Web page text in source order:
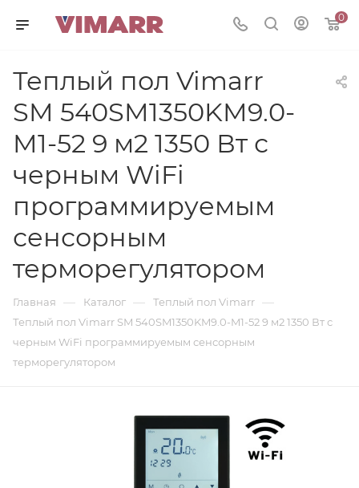
0
Теплый пол Vimarr
SM 540SM1350KM9.0-
M1-52 9 м2 1350 Вт с
черным WiFi
программируемым
сенсорным
терморегулятором
Главная — Каталог — Теплый пол Vimarr —
Теплый пол Vimarr SM 540SM1350KM9.0-M1-52 9 м2 1350 Вт с
черным WiFi программируемым сенсорным
терморегулятором